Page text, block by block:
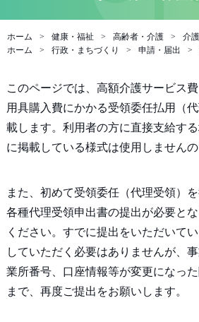
ホーム 健康・福祉 高齢者・介護
介
ホーム
行政・まちづくり 申請・届出
このページでは、高額介護サービス
用具購入費にかかる受領委任払用（
載します。利用者の方に直接支給す
に掲載している様式は使用しませんの
また、初めて受領委任（代理受領）
各種代理受領申出書の提出が必要と
ください。すでに提出をいただいて
していただく必要はありませんが、
業所番号、口座情報等が変更になっ
まで、再度ご提出をお願いします。